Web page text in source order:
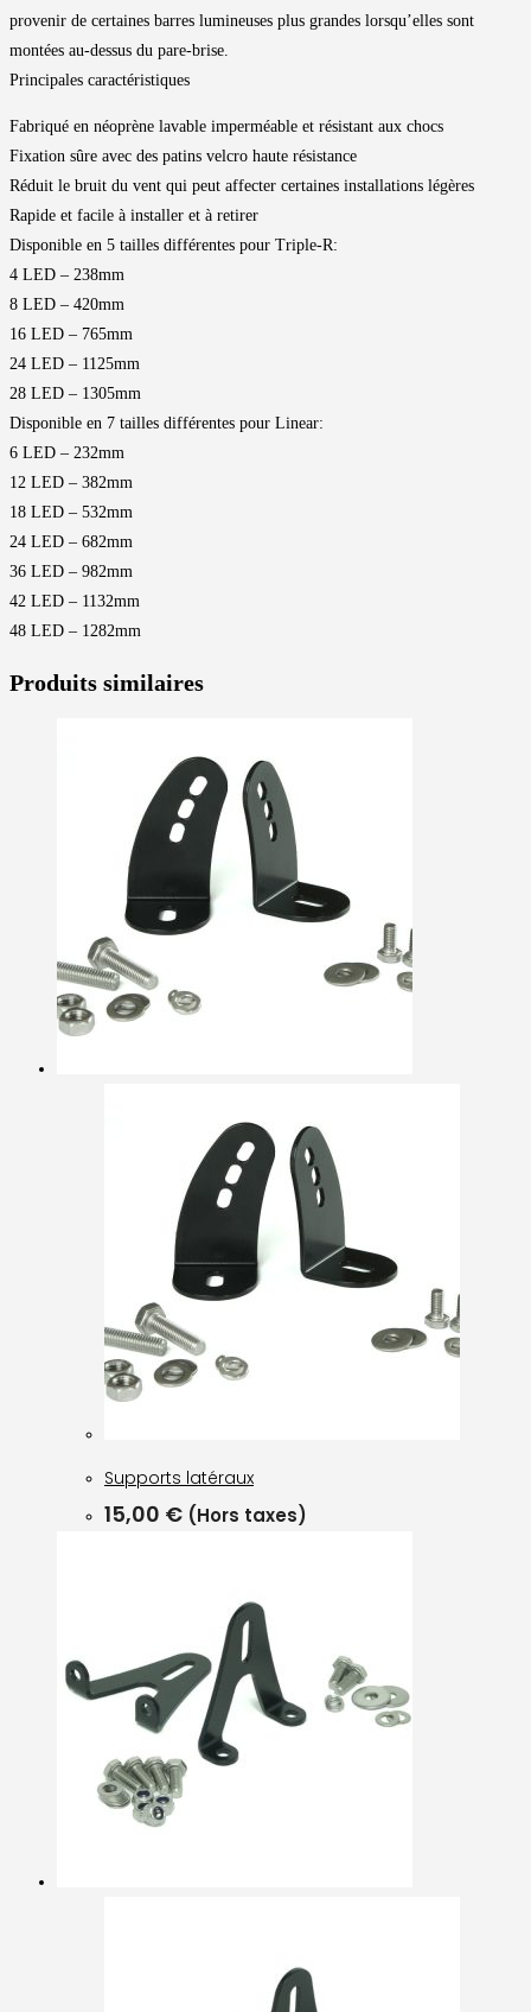
provenir de certaines barres lumineuses plus grandes lorsqu’elles sont
montées au-dessus du pare-brise.
Principales caractéristiques
Fabriqué en néoprène lavable imperméable et résistant aux chocs
Fixation sûre avec des patins velcro haute résistance
Réduit le bruit du vent qui peut affecter certaines installations légères
Rapide et facile à installer et à retirer
Disponible en 5 tailles différentes pour Triple-R:
4 LED – 238mm
8 LED – 420mm
16 LED – 765mm
24 LED – 1125mm
28 LED – 1305mm
Disponible en 7 tailles différentes pour Linear:
6 LED – 232mm
12 LED – 382mm
18 LED – 532mm
24 LED – 682mm
36 LED – 982mm
42 LED – 1132mm
48 LED – 1282mm
Produits similaires
Supports latéraux
15,00 € (Hors taxes)